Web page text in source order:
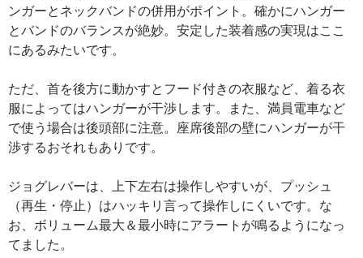
ンガーとネックバンドの併用がポイント。確かにハンガー
とバンドのバランスが絶妙。安定した装着感の実現はここ
にあるみたいです。
ただ、首を後方に動かすとフード付きの衣服など、着る衣
服によってはハンガーが干渉します。また、満員電車など
で使う場合は後頭部に注意。座席後部の壁にハンガーが干
渉するおそれもありです。
ジョグレバーは、上下左右は操作しやすいが、プッシュ
（再生・停止）はハッキリ言って操作しにくいです。な
お、ボリューム最大＆最小時にアラートが鳴るようになっ
てました。